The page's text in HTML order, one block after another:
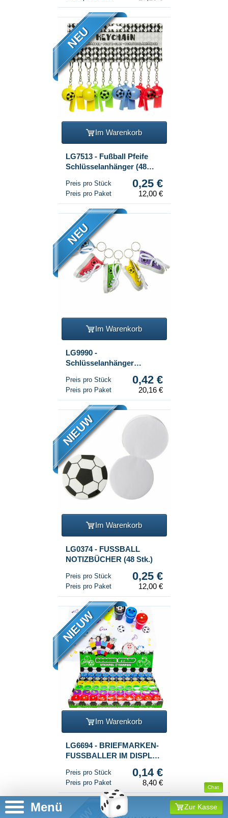
Chat
Menü Zur Kasse
NEU
Im Warenkorb
LG7513 - Fußball Pfeife
Schlüsselanhänger (48
Preis pro Stück 0,25 €
Preis pro Paket 12,00 €
NEU
Im Warenkorb
LG9990 -
Schlüsselanhänger
Preis pro Stück 0,42 €
Preis pro Paket 20,16 €
NIEUW
Im Warenkorb
LG0374 - FUSSBALL
NOTIZBÜCHER (48 Stk.)
Preis pro Stück 0,25 €
Preis pro Paket 12,00 €
NIEUW
Im Warenkorb
LG6694 - BRIEFMARKEN-
FUSSBALLER IM DISPLAY
Preis pro Stück 0,14 €
Preis pro Paket 8,40 €